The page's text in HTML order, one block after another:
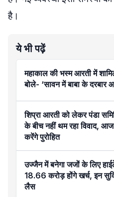
है।
ये भी पढ़ें
महाकाल की भस्म आरती में
बोले- ‘सावन में बाबा के दरबार
शिप्रा आरती को लेकर पंडा
के बीच नहीं थम रहा विवाद,
करेंगे पुरोहित
उज्जैन में बनेगा जजों के लिए
18.66 करोड़ होंगे खर्च, इन
लैस